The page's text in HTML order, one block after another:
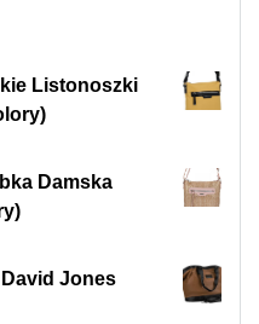
Listonoszki
Damska
Jones